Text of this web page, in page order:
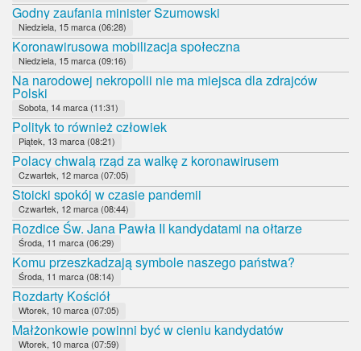
Godny zaufania minister Szumowski
Niedziela, 15 marca (06:28)
Koronawirusowa mobilizacja społeczna
Niedziela, 15 marca (09:16)
Na narodowej nekropolii nie ma miejsca dla zdrajców
Polski
Sobota, 14 marca (11:31)
Polityk to również człowiek
Piątek, 13 marca (08:21)
Polacy chwalą rząd za walkę z koronawirusem
Czwartek, 12 marca (07:05)
Stoicki spokój w czasie pandemii
Czwartek, 12 marca (08:44)
Rozdice Św. Jana Pawła II kandydatami na ołtarze
Środa, 11 marca (06:29)
Komu przeszkadzają symbole naszego państwa?
Środa, 11 marca (08:14)
Rozdarty Kościół
Wtorek, 10 marca (07:05)
Małżonkowie powinni być w cieniu kandydatów
Wtorek, 10 marca (07:59)